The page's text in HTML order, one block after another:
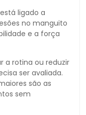
ligado a
no manguito
e a força
a rotina ou reduzir
ser avaliada.
são as
sem